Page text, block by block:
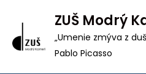
ZUŠ Modrý
„Umenie zmýva z
Pablo Picasso